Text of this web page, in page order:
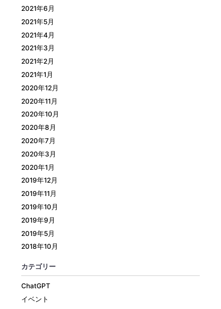
2021年6月
2021年5月
2021年4月
2021年3月
2021年2月
2021年1月
2020年12月
2020年11月
2020年10月
2020年8月
2020年7月
2020年3月
2020年1月
2019年12月
2019年11月
2019年10月
2019年9月
2019年5月
2018年10月
カテゴリー
ChatGPT
イベント